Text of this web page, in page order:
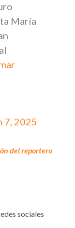
María
7, 2025
del reportero
sociales